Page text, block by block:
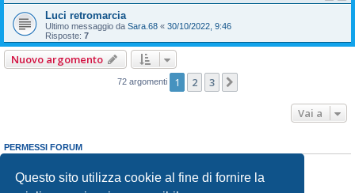
Questo sito utilizza cookie al fine di fornire la
Luci retromarcia
Ultimo messaggio da Sara.68 « 30/10/2022, 9:46
Risposte: 7
Nuovo argomento
72 argomenti 1 2 3
Vai a
PERMESSI FORUM
Non puoirispondere negli argomenti
Non puoimodificare i tuoi messaggi